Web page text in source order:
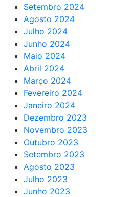
Setembro 2024
Agosto 2024
Julho 2024
Junho 2024
Maio 2024
Abril 2024
Março 2024
Fevereiro 2024
Janeiro 2024
Dezembro 2023
Novembro 2023
Outubro 2023
Setembro 2023
Agosto 2023
Julho 2023
Junho 2023